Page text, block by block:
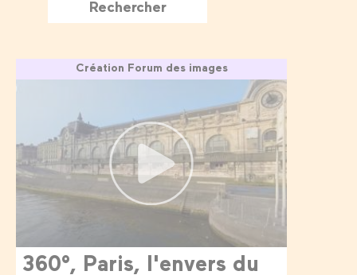
Création Forum des images
360°, Paris, l'envers du